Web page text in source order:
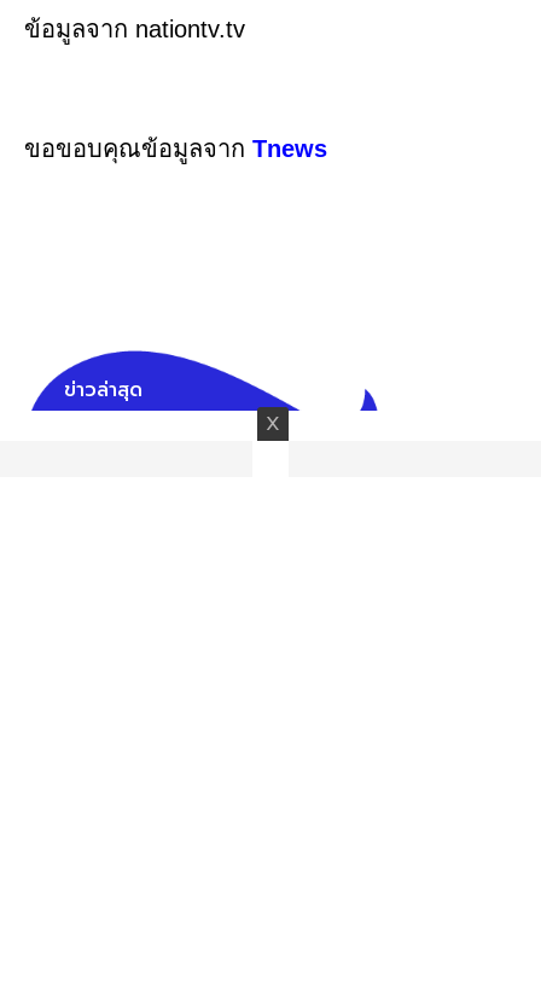
ข้อมูลจาก nationtv.tv
ขอขอบคุณข้อมูลจาก Tnews
ข่าวล่าสุด